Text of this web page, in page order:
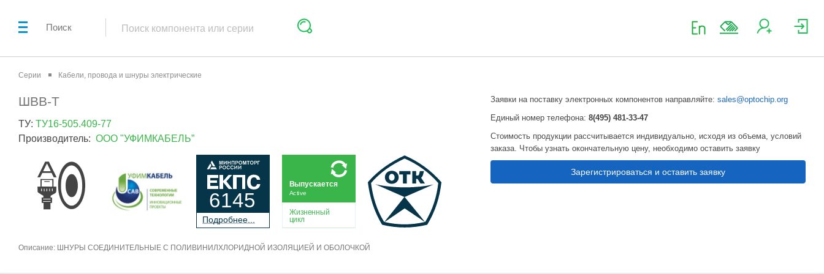
Поиск
Серии Кабели, провода и шнуры электрические
ШВВ-Т
ТУ: ТУ16-505.409-77
Производитель: ООО "УФИМКАБЕЛЬ”
Подробнее...
6145
Жизненный
цикл
Active
Выпускается
Описание: ШНУРЫ СОЕДИНИТЕЛЬНЫЕ С ПОЛИВИНИЛХЛОРИДНОЙ ИЗОЛЯЦИЕЙ И ОБОЛОЧКОЙ
Заявки на поставку электронных компонентов направляйте:sales@optochip.org
Единый номер телефона:8(495) 481-33-47
Стоимость продукции рассчитывается индивидуально, исходя из объема, условий
заказа. Чтобы узнать окончательную цену, необходимо оставить заявку
Зарегистрироваться и оставить заявку